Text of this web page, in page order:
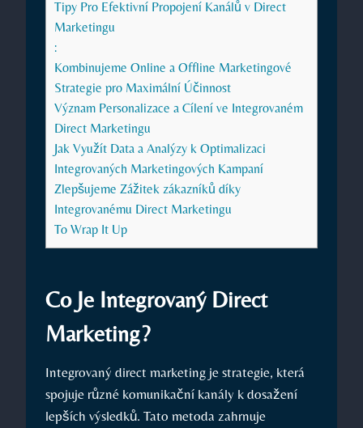
Tipy Pro Efektivní Propojení Kanálů v Direct
Marketingu
:
Kombinujeme Online​ a Offline Marketingové
Strategie pro Maximální‌ Účinnost
Význam Personalizace a Cílení ve Integrovaném
Direct ⁣Marketingu
Jak Využít Data a Analýzy k Optimalizaci
Integrovaných Marketingových Kampaní
Zlepšujeme Zážitek zákazníků díky
Integrovanému Direct Marketingu
To ‍Wrap It Up
Co Je Integrovaný Direct
Marketing?
Integrovaný direct marketing je strategie, která
spojuje různé komunikační kanály k dosažení
lepších výsledků. Tato metoda zahrnuje